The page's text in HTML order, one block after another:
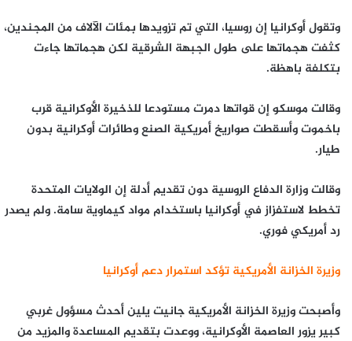
وتقول أوكرانيا إن روسيا، التي تم تزويدها بمئات الآلاف من المجندين،
كثفت هجماتها على طول الجبهة الشرقية لكن هجماتها جاءت
بتكلفة باهظة.
وقالت موسكو إن قواتها دمرت مستودعا للذخيرة الأوكرانية قرب
باخموت وأسقطت صواريخ أمريكية الصنع وطائرات أوكرانية بدون
طيار.
وقالت وزارة الدفاع الروسية دون تقديم أدلة إن الولايات المتحدة
تخطط لاستفزاز في أوكرانيا باستخدام مواد كيماوية سامة. ولم يصدر
رد أمريكي فوري.
وزيرة الخزانة الأمريكية تؤكد استمرار دعم أوكرانيا
وأصبحت وزيرة الخزانة الأمريكية جانيت يلين أحدث مسؤول غربي
كبير يزور العاصمة الأوكرانية، ووعدت بتقديم المساعدة والمزيد من